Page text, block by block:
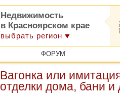
Недвижимость
в Красноярском крае
выбрать регион
ФОРУМ
Вагонка или
отделки дома, бани и